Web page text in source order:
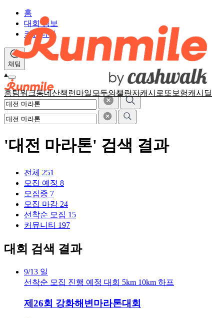
홈팀워크동네산책 런마일 모두의챌린지캐시로또 보험캐시딜
홈
대회 정보
커뮤니티
채팅
'대전 마라톤' 검색 결과
전체 251
모집 예정 8
모집중 7
모집 마감 24
선착순 모집 15
커뮤니티 197
대회 검색 결과
9/13 일
선착순 모집 진행 예정 대회 5km 10km 하프
제26회 강화해변마라톤대회